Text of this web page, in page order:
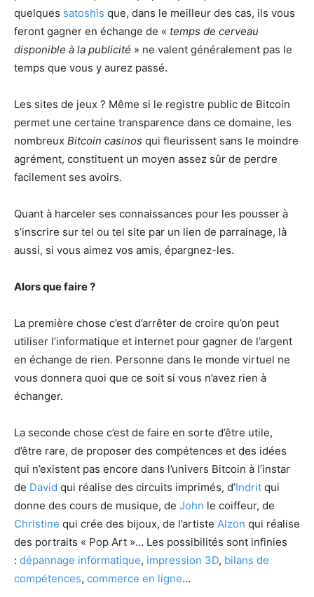
quelques satoshis que, dans le meilleur des cas, ils vous
feront gagner en échange de « temps de cerveau
disponible à la publicité » ne valent généralement pas le
temps que vous y aurez passé.
Les sites de jeux ? Même si le registre public de Bitcoin
permet une certaine transparence dans ce domaine, les
nombreux Bitcoin casinos qui fleurissent sans le moindre
agrément, constituent un moyen assez sûr de perdre
facilement ses avoirs.
Quant à harceler ses connaissances pour les pousser à
s’inscrire sur tel ou tel site par un lien de parrainage, là
aussi, si vous aimez vos amis, épargnez-les.
Alors que faire ?
La première chose c’est d’arrêter de croire qu’on peut
utiliser l’informatique et internet pour gagner de l’argent
en échange de rien. Personne dans le monde virtuel ne
vous donnera quoi que ce soit si vous n’avez rien à
échanger.
La seconde chose c’est de faire en sorte d’être utile,
d’être rare, de proposer des compétences et des idées
qui n’existent pas encore dans l’univers Bitcoin à l’instar
de David qui réalise des circuits imprimés, d’Indrit qui
donne des cours de musique, de John le coiffeur, de
Christine qui crée des bijoux, de l’artiste Alzon qui réalise
des portraits « Pop Art »… Les possibilités sont infinies
: dépannage informatique, impression 3D, bilans de
compétences, commerce en ligne…